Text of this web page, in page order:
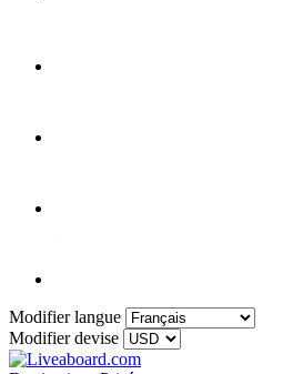
Modifier langue
Modifier devise